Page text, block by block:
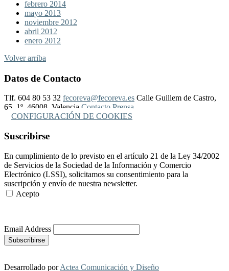
febrero 2014
mayo 2013
noviembre 2012
abril 2012
enero 2012
Volver arriba
Datos de Contacto
Tlf. 604 80 53 32 fecoreva@fecoreva.es Calle Guillem de Castro,
65, 1º, 46008, Valencia Contacto Prensa
CONFIGURACIÓN DE COOKIES
Suscribirse
En cumplimiento de lo previsto en el artículo 21 de la Ley 34/2002
de Servicios de la Sociedad de la Información y Comercio
Electrónico (LSSI), solicitamos su consentimiento para la
suscripción y envío de nuestra newsletter.
Acepto
Email Address
Desarrollado porActea Comunicación y Diseño